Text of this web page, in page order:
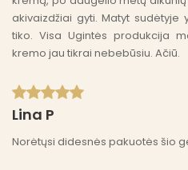
akivaizdžiai gyti. Matyt sudėtyje
tiko. Visa Ugintės produkcija
kremo jau tikrai nebebūsiu. Ačiū.
Lina P
Norėtųsi didesnės pakuotės šio